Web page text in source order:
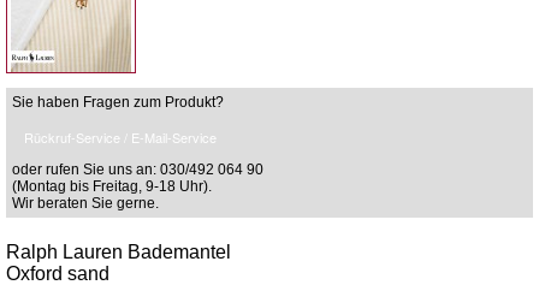
Sie haben Fragen zum Produkt?
Rückruf-Service / E-Mail-Service
oder rufen Sie uns an: 030/492 064 90
(Montag bis Freitag, 9-18 Uhr).
Wir beraten Sie gerne.
Ralph Lauren Bademantel
Oxford sand